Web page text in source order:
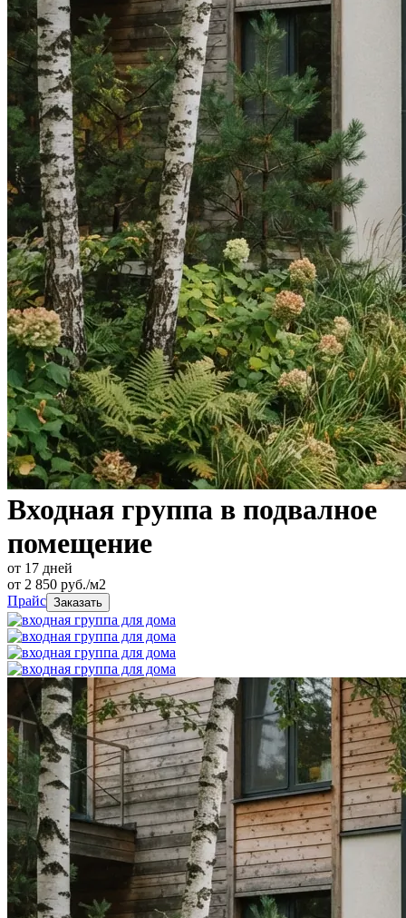
Входная группа в подвалное
помещение
от 17 дней
от 2 850 руб./м2
Прайс Заказать